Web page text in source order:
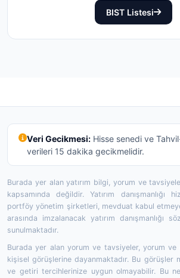
BIST Listesi
Veri Gecikmesi:Hisse senedi ve
verileri 15 dakika gecikmelidir.
Burada yer alan yatırım bilgi, yorum ve
kapsamında değildir. Yatırım danışmanlığı
portföy yönetim şirketleri, mevduat kabul
arasında imzalanacak yatırım danışmanlığı
sunulmaktadır.
Burada yer alan yorum ve tavsiyeler, yorum ve
kişisel görüşlerine dayanmaktadır. Bu görüşler
ve getiri tercihlerinize uygun olmayabilir. Bu